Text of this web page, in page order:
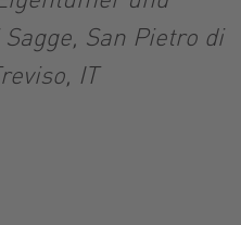
San Pietro di
IT